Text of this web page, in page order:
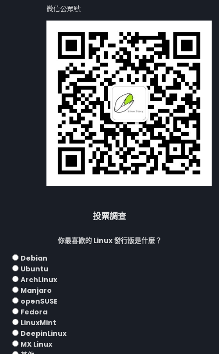
微信公眾號
投票調查
你最喜歡的 Linux 發行版是什麼？
Debian
Ubuntu
ArchLinux
Manjaro
openSUSE
Fedora
LinuxMint
DeepinLinux
MX Linux